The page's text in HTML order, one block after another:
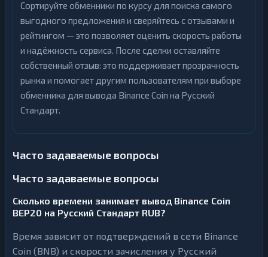
Сортируйте обменники по курсу для поиска самого
выгодного предложения и сверяйтесь с отзывами и
рейтингом — это позволяет оценить скорость работы
и надёжность сервиса. После сделки оставляйте
собственный отзыв: это поддерживает прозрачность
рынка и помогает другим пользователям при выборе
обменника для вывода Binance Coin на Русский
Стандарт.
Часто задаваемые вопросы
Часто задаваемые вопросы
Сколько времени занимает вывод Binance Coin
BEP20 на Русский Стандарт RUB?
Время зависит от подтверждений в сети Binance
Coin (BNB) и скорости зачисления у Русский